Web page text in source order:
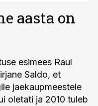
aasta on
esimees Raul
Saldo, et
jaekaupmeestele
oletati ja 2010 tuleb